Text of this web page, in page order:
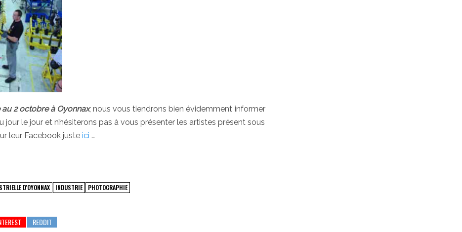
2 octobre à Oyonnax, nous vous tiendrons bien évidemment informer
jour le jour et n’hésiterons pas à vous présenter les artistes présent sous
leur Facebook juste ici …
D'OYONNAX INDUSTRIE PHOTOGRAPHIE